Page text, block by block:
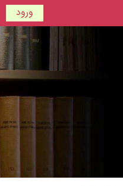
ورود